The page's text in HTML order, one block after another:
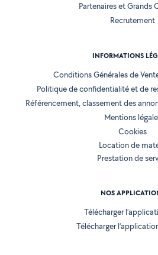
Partenaires et Grands
Recrutement
INFORMATIONS
Conditions Générales de
Politique de confidentialité et de
Référencement, classement des
Mentions
Cookies
Location de
Prestation de
NOS
Télécharger
Télécharger